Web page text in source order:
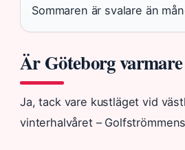
Sommaren är svalare än
Är Göteborg
Ja, tack vare kustläget vid
vinterhalvåret –